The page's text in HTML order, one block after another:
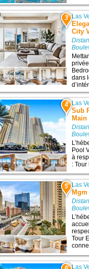
3 Las
City
dans
4 Las
Sub
Main
Pool
à
:
5 Las
Tour
Las